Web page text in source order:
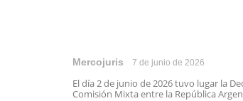
Mercojuris 7 de junio de 2026
El día 2 de junio de 2026 tuvo lugar la
Comisión Mixta entre la República